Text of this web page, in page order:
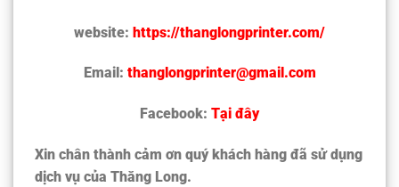
website: https://thanglongprinter.com/
Email: thanglongprinter@gmail.com
Facebook: Tại đây
Xin chân thành cảm ơn quý khách hàng đã sử dụng
dịch vụ của Thăng Long.